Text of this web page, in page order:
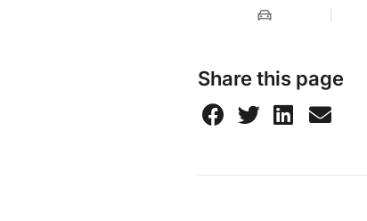
Share this page